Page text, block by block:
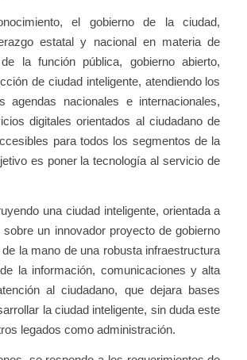
el gobierno de la ciudad,
estatal y nacional en materia de
la función pública, gobierno abierto,
de ciudad inteligente, atendiendo los
agendas nacionales e internacionales,
digitales orientados al ciudadano de
para todos los segmentos de la
es poner la tecnología al servicio de
una ciudad inteligente, orientada a
sobre un innovador proyecto de gobierno
la mano de una robusta infraestructura
la información, comunicaciones y alta
al ciudadano, que dejara bases
la ciudad inteligente, sin duda este
legados como administración.